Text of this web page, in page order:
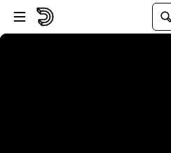
Passer au player
Passer au contenu principal